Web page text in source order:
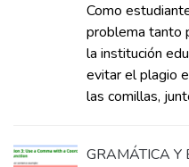
Como
problema tanto
la institución
evitar el plagio
las comillas,
GRAMÁTICA Y